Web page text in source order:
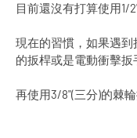
目前還沒有打算使用1/
現在的習慣，如果遇到
的扳桿或是電動衝擊扳
再使用3/8"(三分)的棘